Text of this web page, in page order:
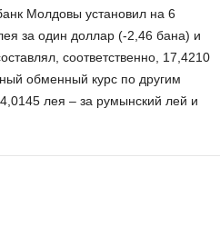
Молдовы установил на 6
за один доллар (-2,46 бана) и
соответственно, 17,4210
обменный курс по другим
лея – за румынский лей и